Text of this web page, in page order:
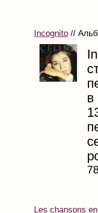
Incognito //
в
Les chansons